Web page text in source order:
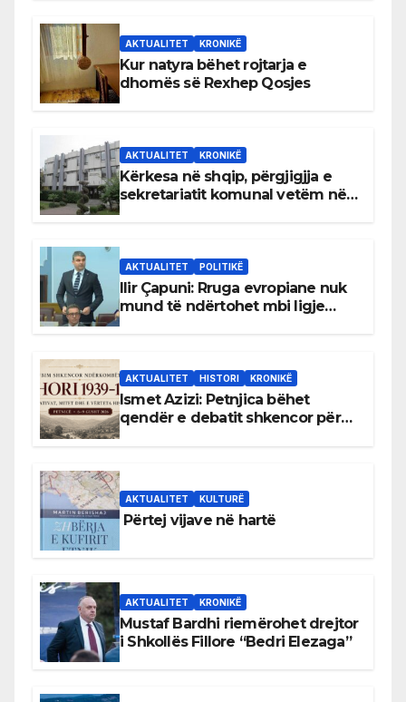
AKTUALITET KRONIKË
Kur natyra bëhet rojtarja e
dhomës së Rexhep Qosjes
AKTUALITET KRONIKË
Kërkesa në shqip, përgjigjja e
sekretariatit komunal vetëm në
AKTUALITET POLITIKË
Ilir Çapuni: Rruga evropiane nuk
mund të ndërtohet mbi ligje
AKTUALITET HISTORI KRONIKË
Ismet Azizi: Petnjica bëhet
qendër e debatit shkencor për
AKTUALITET KULTURË
Përtej vijave në hartë
AKTUALITET KRONIKË
Mustaf Bardhi riemërohet drejtor
i Shkollës Fillore “Bedri Elezaga”